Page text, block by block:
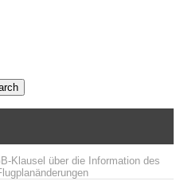
Klausel über die Information des